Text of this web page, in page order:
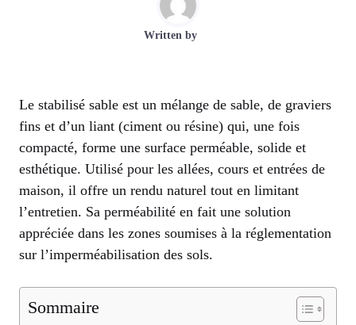
Written by
Le stabilisé sable est un mélange de sable, de graviers
fins et d’un liant (ciment ou résine) qui, une fois
compacté, forme une surface perméable, solide et
esthétique. Utilisé pour les allées, cours et entrées de
maison, il offre un rendu naturel tout en limitant
l’entretien. Sa perméabilité en fait une solution
appréciée dans les zones soumises à la réglementation
sur l’imperméabilisation des sols.
Sommaire